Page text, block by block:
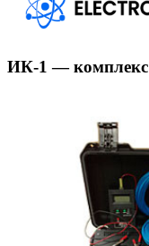
ИК-1 — комплекс